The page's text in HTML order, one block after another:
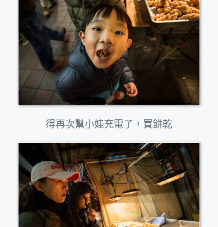
得再次幫小娃充電了，買餅乾